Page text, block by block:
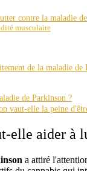
contre la maladie
musculaire
de la maladie de
de Parkinson ?
vaut-elle la peine
elle aider à
a attiré